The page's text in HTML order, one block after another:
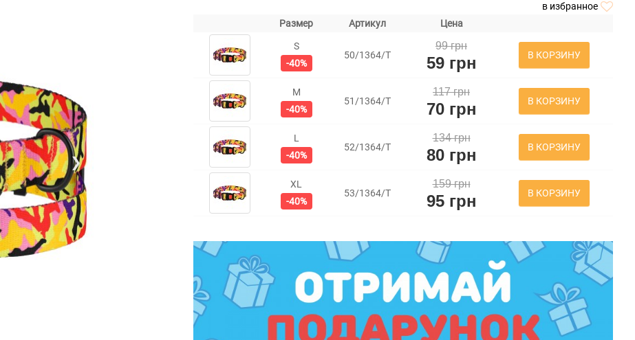
в избранное
❯
Размер Артикул Цена
S
-40%
50/1364/Т
99 грн
59 грн В КОРЗИНУ
M
-40%
51/1364/Т
117 грн
70 грн В КОРЗИНУ
L
-40%
52/1364/Т
134 грн
80 грн В КОРЗИНУ
XL
-40%
53/1364/Т
159 грн
95 грн В КОРЗИНУ